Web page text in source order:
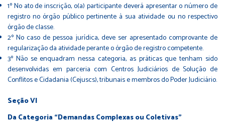
1º No ato de inscrição, o(a) participante deverá apresentar o número de
registro no órgão público pertinente à sua atividade ou no respectivo
órgão de classe.
2º No caso de pessoa jurídica, deve ser apresentado comprovante de
regularização da atividade perante o órgão de registro competente.
3º Não se enquadram nessa categoria, as práticas que tenham sido
desenvolvidas em parceria com Centros Judiciários de Solução de
Conflitos e Cidadania (Cejuscs), tribunais e membros do Poder Judiciário.
Seção VI
Da Categoria “Demandas Complexas ou Coletivas”